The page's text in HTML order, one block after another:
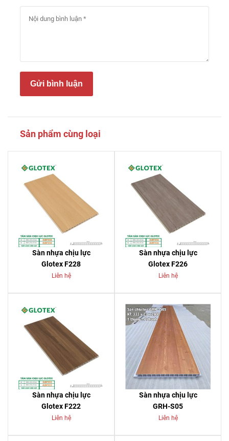
Gửi bình luận
Sản phẩm cùng loại
Sàn nhựa chịu lực
Glotex F228
Liên hệ
Sàn nhựa chịu lực
Glotex F226
Liên hệ
Sàn nhựa chịu lực
Glotex F222
Liên hệ
Sàn nhựa chịu lực
GRH-S05
Liên hệ